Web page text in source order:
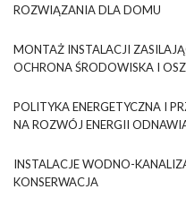
ROZWIĄZANIA DLA DOMU
MONTAŻ INSTALACJI
OCHRONA ŚRODOWISKA I
POLITYKA ENERGETYCZNA I
NA ROZWÓJ ENERGII
INSTALACJE WODNO-
KONSERWACJA